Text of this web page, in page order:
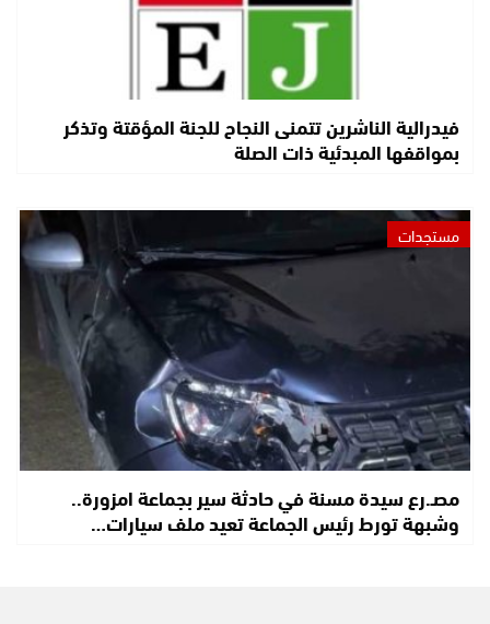
فيدرالية الناشرين تتمنى النجاح للجنة المؤقتة وتذكر
بمواقفها المبدئية ذات الصلة
مستجدات
مصـ.رع سيدة مسنة في حادثة سير بجماعة امزورة..
وشبهة تورط رئيس الجماعة تعيد ملف سيارات…